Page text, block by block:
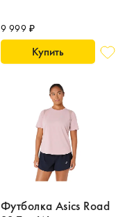
9 999 ₽
Купить
Футболка Asics Road